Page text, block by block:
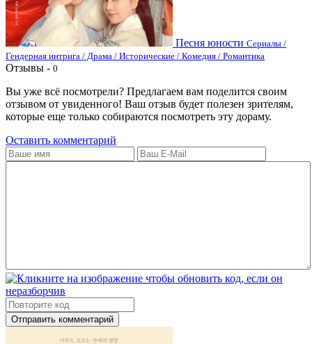
Песня юности Сериалы /
Гендерная интрига / Драма / Исторические / Комедия / Романтика
Отзывы - 0
Вы уже всё посмотрели? Предлагаем вам поделится своим
отзывом от увиденного! Ваш отзыв будет полезен зрителям,
которые еще только собираются посмотреть эту дораму.
Оставить комментарий
Отправить комментарий